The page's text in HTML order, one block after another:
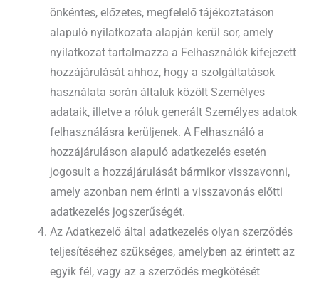
önkéntes, előzetes, megfelelő tájékoztatáson
alapuló nyilatkozata alapján kerül sor, amely
nyilatkozat tartalmazza a Felhasználók kifejezett
hozzájárulását ahhoz, hogy a szolgáltatások
használata során általuk közölt Személyes
adataik, illetve a róluk generált Személyes adatok
felhasználásra kerüljenek. A Felhasználó a
hozzájáruláson alapuló adatkezelés esetén
jogosult a hozzájárulását bármikor visszavonni,
amely azonban nem érinti a visszavonás előtti
adatkezelés jogszerűségét.
Az Adatkezelő által adatkezelés olyan szerződés
teljesítéséhez szükséges, amelyben az érintett az
egyik fél, vagy az a szerződés megkötését